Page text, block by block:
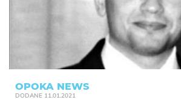
OPOKA NEWS
DODANE 11.01.2021